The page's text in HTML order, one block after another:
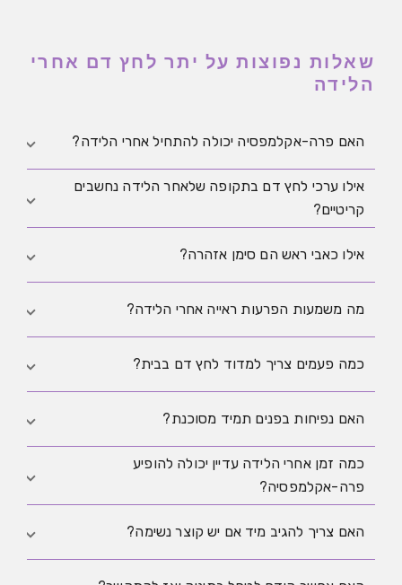
שאלות נפוצות על יתר לחץ דם אחרי
הלידה
האם פרה-אקלמפסיה יכולה להתחיל אחרי הלידה?
כן, פרה-אקלמפסיה אחרי הלידה יכולה להתחיל גם אם
במהלך ההריון לא היו בעיות. לכן תסמינים חזקים חדשים
אילו ערכי לחץ דם בתקופה שלאחר הלידה נחשבים
קריטיים?
נחשבים דחופים ולא צריך להמתין איתם.
אילו כאבי ראש הם סימן אזהרה?
סימן אזהרה הוא כאב ראש חדש, חזק, לא שגרתי או כזה
בחילה או לחץ דם גבוה.
מה משמעות הפרעות ראייה אחרי הלידה?
ריצוד, הבזקי אור או ראייה מטושטשת יכולים להופיע עם
הם מופיעים יחד עם כאב ראש או ערכי לחץ דם גבוהים יש
כמה פעמים צריך למדוד לחץ דם בבית?
כאשר הערכים גבוליים או יש תסמינים, מדידות מסודרות
מדידות תכופות תחת לחץ עלולות לבלבל ולהעלות את
הערכים באופן מלאכותי.
האם נפיחות בפנים תמיד מסוכנת?
נפיחות קלה יכולה להופיע בתקופה שלאחר הלידה, אך
נפיחות פתאומית ובולטת בפנים או בידיים יחד עם כאב
כמה זמן אחרי הלידה עדיין יכולה להופיע
פרה-אקלמפסיה?
היא יכולה להופיע במשך כמה שבועות אחרי הלידה, בדרך
יותר צריכים להילקח ברצינות.
האם צריך להגיב מיד אם יש קוצר נשימה?